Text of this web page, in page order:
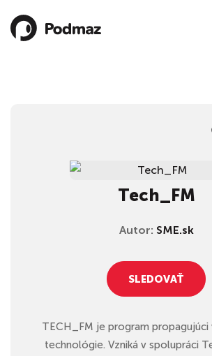
Tech_FM
Autor: SME.sk
SLEDOVAŤ
TECH_FM je program propagujúci
technológie. Vzniká v spolupráci